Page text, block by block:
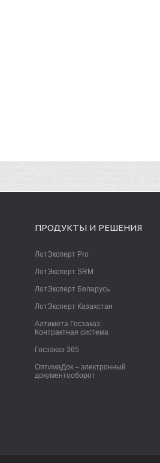
ПРОДУКТЫ И РЕШЕНИЯ
ЛотЭксперт Pro
ЛотЭксперт SRM
ЛотЭксперт Беларусь
ЛотЭксперт Казахстан
Алтимета Госзаказ:
Контрактная система
Госзаказ 365
ОптимаДок – электронный
документооборот